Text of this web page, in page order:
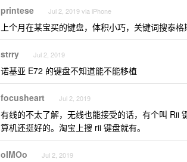
printese Jul 2, 2019 via iPhone
上个月在某宝买的键盘，体积小巧，关键词搜泰
strry Jul 2, 2019
诺基亚 E72 的键盘不知道能不能移植
focusheart Jul 2, 2019
有线的不太了解，无线也能接受的话，有个叫 Rii
算机还挺好的。淘宝上搜 rii 键盘就有。
oIMOo Jul 2, 2019